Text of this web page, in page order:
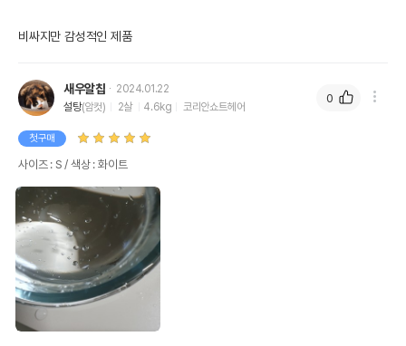
비싸지만 감성적인 제품
새우알칩
2024.01.22
설탕(암컷) 2살 4.6kg 코리안쇼트헤어
첫구매
사이즈 : S / 색상 : 화이트
0